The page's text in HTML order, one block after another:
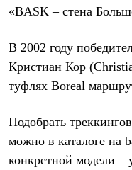
«BASK – стена
В 2002 году
Кристиан Кор
туфлях Boreal
Подобрать
можно в каталоге на
конкретной модели